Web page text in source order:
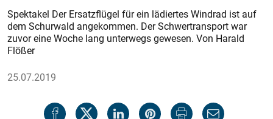
Spektakel Der Ersatzflügel für ein lädiertes Windrad ist auf
dem Schurwald angekommen. Der Schwertransport war
zuvor eine Woche lang unterwegs gewesen. Von Harald
Flößer
25.07.2019